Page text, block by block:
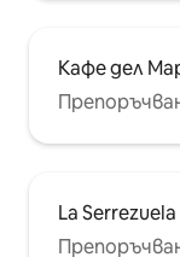
Кафе дел
La Serrezuela